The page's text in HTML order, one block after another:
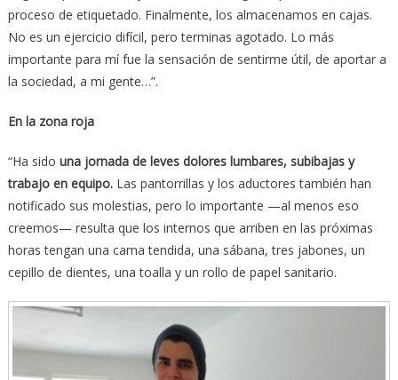
proceso de etiquetado. Finalmente, los almacenamos en cajas.
No es un ejercicio difícil, pero terminas agotado. Lo más
importante para mí fue la sensación de sentirme útil, de aportar a
la sociedad, a mi gente…”.
En la zona roja
“Ha sido una jornada de leves dolores lumbares, subibajas y
trabajo en equipo.Las pantorrillas y los aductores también han
notificado sus molestias, pero lo importante —al menos eso
creemos— resulta que los internos que arriben en las próximas
horas tengan una cama tendida, una sábana, tres jabones, un
cepillo de dientes, una toalla y un rollo de papel sanitario.